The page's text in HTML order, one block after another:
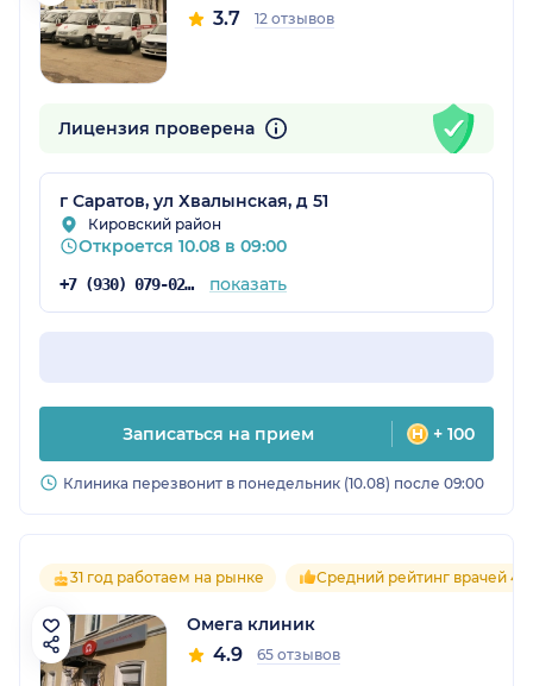
3.7 12 отзывов
Лицензия проверена
г Саратов, ул Хвалынская, д 51
Кировский район
Откроется 10.08 в 09:00
+7 (930) 079-02-83 показать
Записаться на прием + 100
Клиника перезвонит в понедельник (10.08) после 09:00
31 год работаем на рынке Средний рейтинг врачей 4.9
Омега клиник
4.9 65 отзывов